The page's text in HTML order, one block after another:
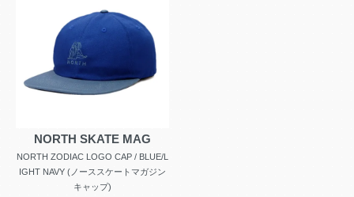
NORTH SKATE MAG
NORTH ZODIAC LOGO CAP / BLUE/L
IGHT NAVY (ノーススケートマガジン
キャップ)